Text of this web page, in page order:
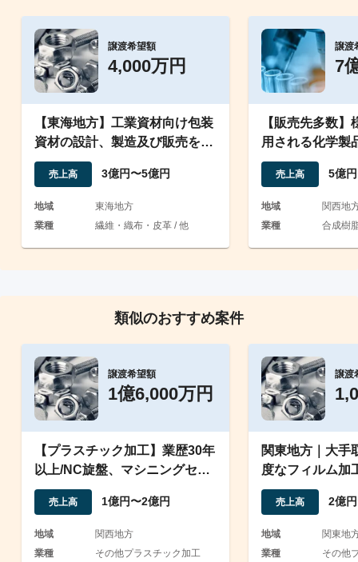
譲渡希望額
4,000万円
【東海地方】工業資材向け包装
資材の設計、製造及び販売を行
う会社の株式譲渡
売上高 3億円〜5億円
地域
東海地方
業種
繊維・織布・皮革 / 他
譲渡
7
【販売先多数
用される化学製
展開会社
売上高 5億
地域
関西地
業種
合成樹
類似のおすすめ案件
譲渡希望額
1億6,000万円
【プラスチック加工】業歴30年
以上/NC旋盤、マシニングセン
タ保有/切削加工
売上高 1億円〜2億円
地域
関西地方
業種
その他プラスチック加工
譲渡
関東地方｜大手
度なフィルム加
とする事業承継
売上高 2億
地域
関東地
業種
その他